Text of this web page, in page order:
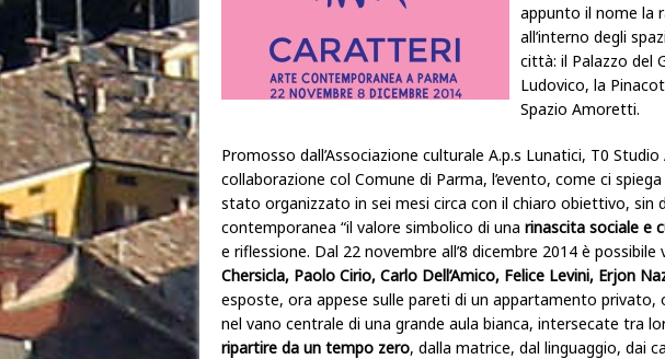
appunto il nome la
all’interno degli
città: il Palazzo del
Ludovico, la
Spazio Amoretti.
Promosso dall’Associazione culturale A.p.s Lunatici, T0
collaborazione col Comune di Parma, l’evento, come ci
stato organizzato in sei mesi circa con il chiaro obiettivo, sin
contemporanea “il valore simbolico di una rinascita sociale e
e riflessione. Dal 22 novembre all’8 dicembre 2014 è possibile
Chersicla, Paolo Cirio, Carlo Dell’Amico, Felice Levini, Erjon
esposte, ora appese sulle pareti di un appartamento privato,
nel vano centrale di una grande aula bianca, intersecate tra
ripartire da un tempo zero, dalla matrice, dal linguaggio, dai